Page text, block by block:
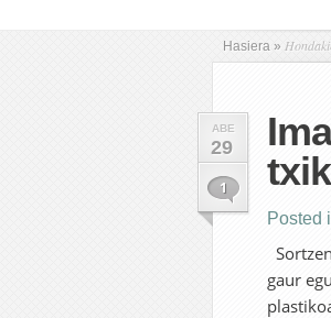
Hasiera »
ABE
29
1
Posted
gaur